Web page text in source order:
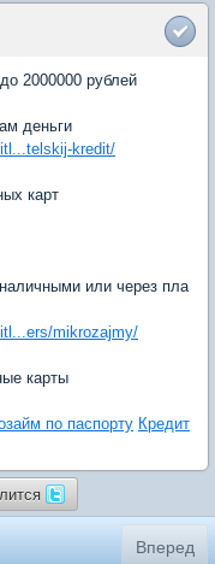
2000000 рублей
деньги
kredit/
карт
или через пла
mikrozajmy/
карты
по паспорту Кредит
Вперед